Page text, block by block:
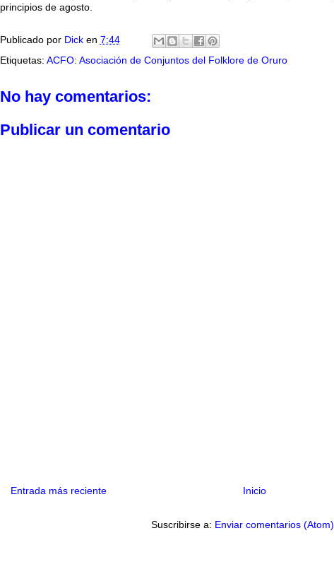
principios de agosto.
Publicado por Dick en 7:44
Etiquetas: ACFO: Asociación de Conjuntos del Folklore de Oruro
No hay comentarios:
Publicar un comentario
Entrada más reciente Inicio
Suscribirse a: Enviar comentarios (Atom)